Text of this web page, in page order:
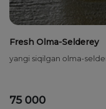
Fresh Olma-Selderey
yangi siqilgan olma-
75 000